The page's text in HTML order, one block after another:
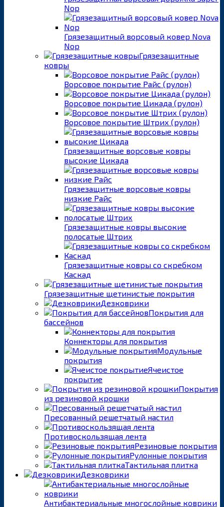
Nop
Грязезащитный ворсовый ковер Nova
Nop
Грязезащитные
ковры
Ворсовое покрытие Райс (рулон)
Ворсовое покрытие Цикада (рулон)
Ворсовое покрытие Штрих (рулон)
Грязезащитные ворсовые ковры
высокие Цикада
Грязезащитные ворсовые ковры
низкие Райс
Грязезащитные ковры высокие
полосатые Штрих
Грязезащитные ковры со скребком
Каскад
Грязезащитные щетинистые покрытия
Дезковрики
Покрытия для
бассейнов
Коннекторы для покрытия
Модульные
покрытия
Ячеистое
покрытие
Покрытия
из резиновой крошки
Пресованный решетчатый настил
Противоскользящая лента
Резиновые покрытия
Рулонные покрытия
Тактильная плитка
Дезковрики
Антибактериальные многослойные коврики